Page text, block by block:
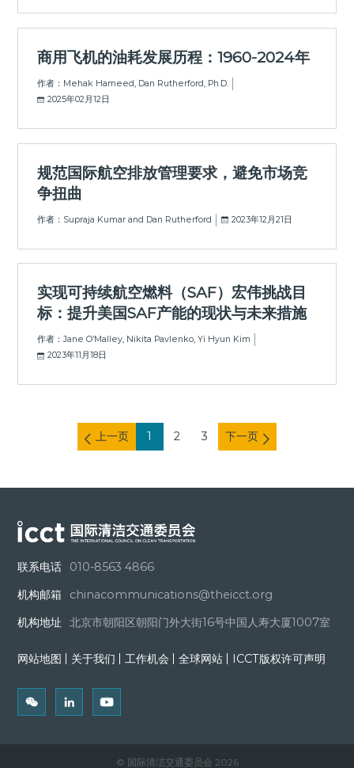
商用飞机的油耗发展历程：1960-2024年
作者：Mehak Hameed, Dan Rutherford, Ph.D.
2025年02月12日
规范国际航空排放管理要求，避免市场竞
争扭曲
作者：Supraja Kumar and Dan Rutherford 2023年12月21日
实现可持续航空燃料（SAF）宏伟挑战目
标：提升美国SAF产能的现状与未来措施
作者：Jane O’Malley, Nikita Pavlenko, Yi Hyun Kim
2023年11月18日
上一页 1 2 3 下一页
联系电话
010-8563 4866
机构邮箱
chinacommunications@theicct.org
机构地址
北京市朝阳区朝阳门外大街16号中国人寿大厦1007室
网站地图 关于我们 工作机会 全球网站 ICCT版权许可声明
© 国际清洁交通委员会 2026